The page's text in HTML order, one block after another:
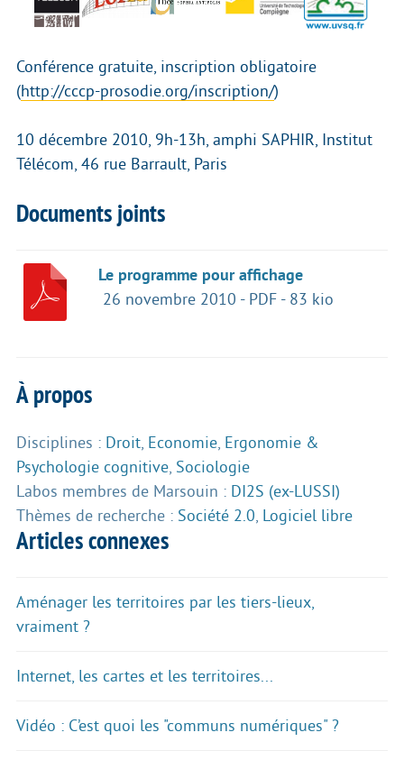
Conférence gratuite, inscription obligatoire
(http://cccp-prosodie.org/inscription/)
10 décembre 2010, 9h-13h, amphi SAPHIR, Institut
Télécom, 46 rue Barrault, Paris
Documents joints
Le programme pour affichage
26 novembre 2010 - PDF - 83 kio
À propos
Disciplines : Droit, Economie, Ergonomie &
Psychologie cognitive, Sociologie
Labos membres de Marsouin : DI2S (ex-LUSSI)
Thèmes de recherche : Société 2.0, Logiciel libre
Articles connexes
Aménager les territoires par les tiers-lieux,
vraiment ?
Internet, les cartes et les territoires...
Vidéo : C’est quoi les "communs numériques" ?